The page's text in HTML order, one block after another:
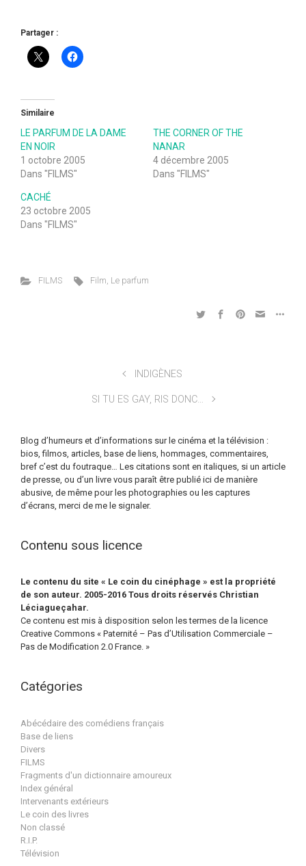
Partager :
Similaire
LE PARFUM DE LA DAME
EN NOIR
1 octobre 2005
Dans "FILMS"
THE CORNER OF THE
NANAR
4 décembre 2005
Dans "FILMS"
CACHÉ
23 octobre 2005
Dans "FILMS"
FILMS Film, Le parfum
INDIGÈNES
SI TU ES GAY, RIS DONC…
Blog d’humeurs et d’informations sur le cinéma et la télévision :
bios, filmos, articles, base de liens, hommages, commentaires,
bref c’est du foutraque… Les citations sont en italiques, si un article
de presse, ou d’un livre vous paraît être publié ici de manière
abusive, de même pour les photographies ou les captures
d’écrans, merci de me le signaler.
Contenu sous licence
Le contenu du site « Le coin du cinéphage » est la propriété
de son auteur. 2005-2016 Tous droits réservés Christian
Léciagueçahar.
Ce contenu est mis à disposition selon les termes de la licence
Creative Commons « Paternité – Pas d’Utilisation Commerciale –
Pas de Modification 2.0 France. »
Catégories
Abécédaire des comédiens français
Base de liens
Divers
FILMS
Fragments d'un dictionnaire amoureux
Index général
Intervenants extérieurs
Le coin des livres
Non classé
R.I.P.
Télévision